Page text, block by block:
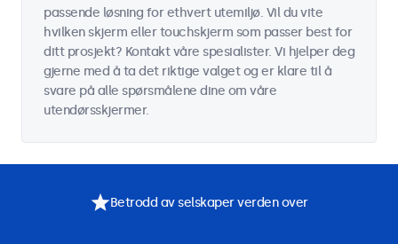
passende løsning for ethvert utemiljø. Vil du vite
hvilken skjerm eller touchskjerm som passer best for
ditt prosjekt? Kontakt våre spesialister. Vi hjelper deg
gjerne med å ta det riktige valget og er klare til å
svare på alle spørsmålene dine om våre
utendørsskjermer.
Betrodd av selskaper verden over